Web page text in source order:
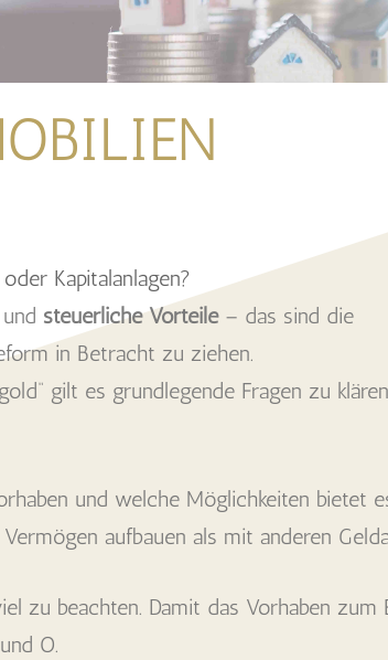
Kapitalanlagen?
und steuerliche Vorteile– das sind die
in Betracht zu ziehen.
gilt es grundlegende Fragen zu
und welche Möglichkeiten bietet
aufbauen als mit anderen
zu beachten. Damit das Vorhaben zum
O.